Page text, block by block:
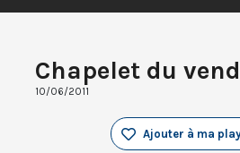
Chapelet du
10/06/2011
Ajouter à ma